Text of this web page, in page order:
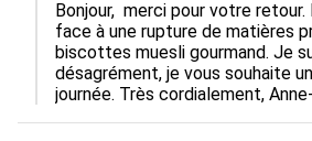
Bonjour,  merci pour votre
face à une rupture de matières
biscottes muesli gourmand. Je
désagrément, je vous souhaite
journée. Très cordialement,